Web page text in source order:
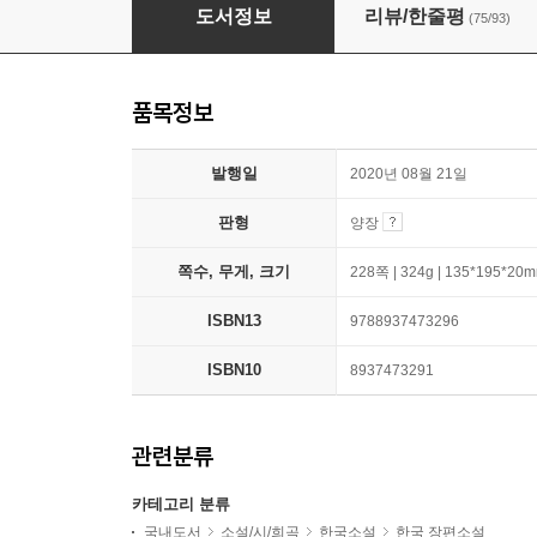
더 셜리 클럽
도서정보 리뷰/한줄평 (75/93)
품목정보
발행일 2020년 08월 21일
판형 양장
쪽수, 무게, 크기 228쪽 | 324g |
ISBN13 9788937473296
ISBN10 8937473291
관련분류
카테고리 분류
국내도서 소설/시/희곡 한국소설 한국 장편소설